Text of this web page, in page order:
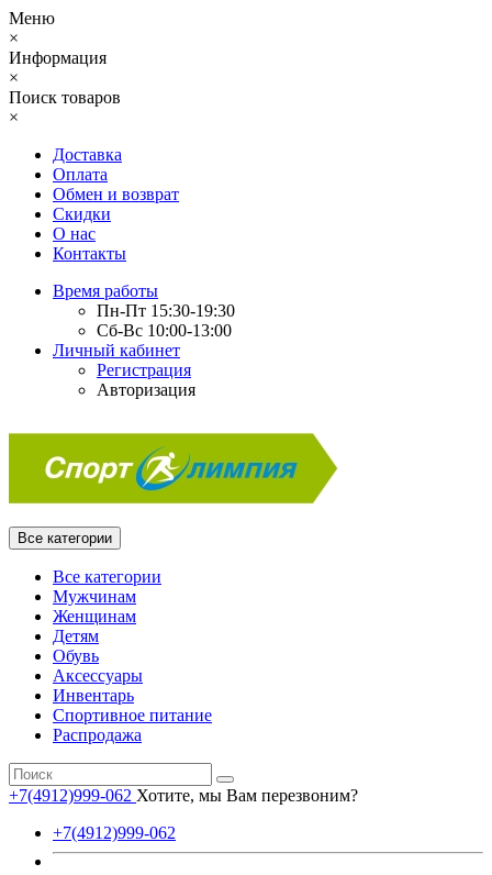
Меню
×
Информация
×
Поиск товаров
×
Доставка
Оплата
Обмен и возврат
Скидки
О нас
Контакты
Время работы
Пн-Пт 15:30-19:30
Сб-Вс 10:00-13:00
Личный кабинет
Регистрация
Авторизация
Все категории
Все категории
Мужчинам
Женщинам
Детям
Обувь
Аксессуары
Инвентарь
Спортивное питание
Распродажа
+7(4912)999-062 Хотите, мы Вам перезвоним?
+7(4912)999-062